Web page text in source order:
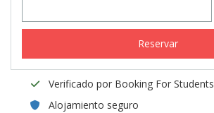
Reservar
Verificado por Booking For Students
Alojamiento seguro